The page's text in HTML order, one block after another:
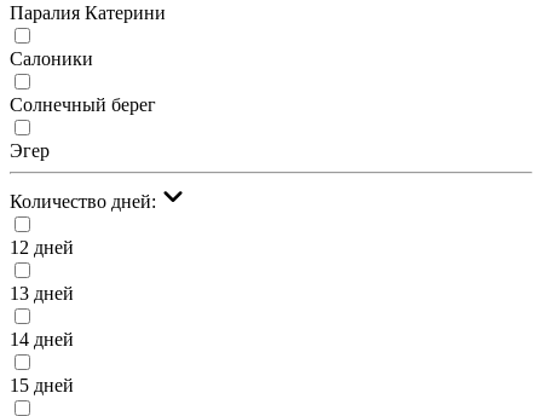
Паралия Катерини
Салоники
Солнечный берег
Эгер
Количество дней:
12 дней
13 дней
14 дней
15 дней